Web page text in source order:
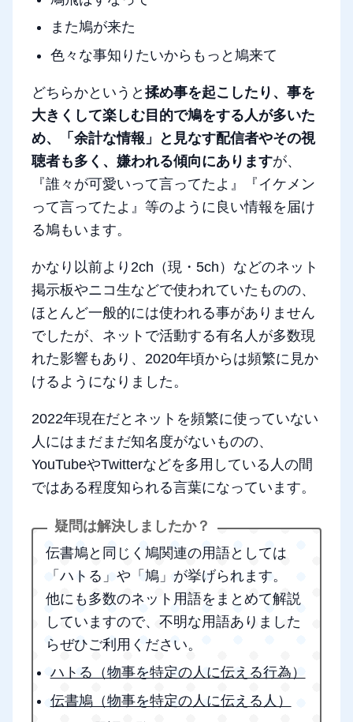
また鳩が来た
色々な事知りたいからもっと鳩来て
どちらかというと 揉め事を起こしたり、事を
大きくして楽しむ目的で鳩をする人が多いた
め、「余計な情報」と見なす配信者やその視
聴者も多く、嫌われる傾向にありますが、
『誰々が可愛いって言ってたよ』『イケメン
って言ってたよ』等のように良い情報を届け
る鳩もいます。
かなり以前より2ch（現・5ch）などのネット
掲示板やニコ生などで使われていたものの、
ほとんど一般的には使われる事がありません
でしたが、ネットで活動する有名人が多数現
れた影響もあり、2020年頃からは頻繁に見か
けるようになりました。
2022年現在だとネットを頻繁に使っていない
人にはまだまだ知名度がないものの、
YouTubeやTwitterなどを多用している人の間
ではある程度知られる言葉になっています。
伝書鳩と同じく鳩関連の用語としては
「ハトる」や「鳩」が挙げられます。
他にも多数のネット用語をまとめて解説
していますので、不明な用語ありました
らぜひご利用ください。
ハトる（物事を特定の人に伝える行為）
伝書鳩（物事を特定の人に伝える人）